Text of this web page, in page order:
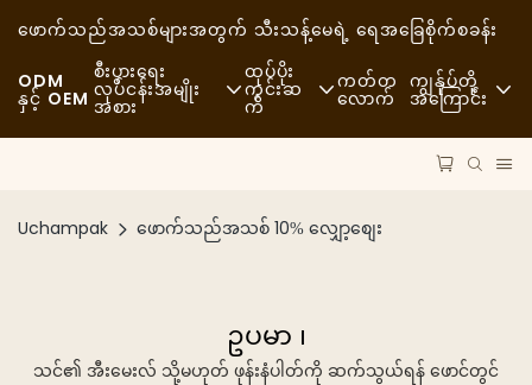
ဖောက်သည်အသစ်များအတွက် သီးသန့်မေရဲ့ ရေအခြေစိုက်စခန်း
ODM
နှင့် OEM
စီးပွားရေး
လုပ်ငန်းအမျိုး
အစား
အမြန်ပြင်အစားအစာ
အဆင့်မြင့်စားသောက်ဆိုင်
ဘူဖေး
ထုပ်ပိုး
ကွင်းဆ
က်
ကုန်ကြမ်းပစ္စည်းများ
လုပ်ငန်းစဉ်
ကတ်တ
လောက်
ကျွန်ုပ်တို့
အကြောင်း
ဘလော့ဂ်
Uchampak ဖောက်သည်အသစ် 10% လျှော့စျေး
ဥပမာ ၊
သင်၏ အီးမေးလ် သို့မဟုတ် ဖုန်းနံပါတ်ကို ဆက်သွယ်ရန် ဖောင်တွင်